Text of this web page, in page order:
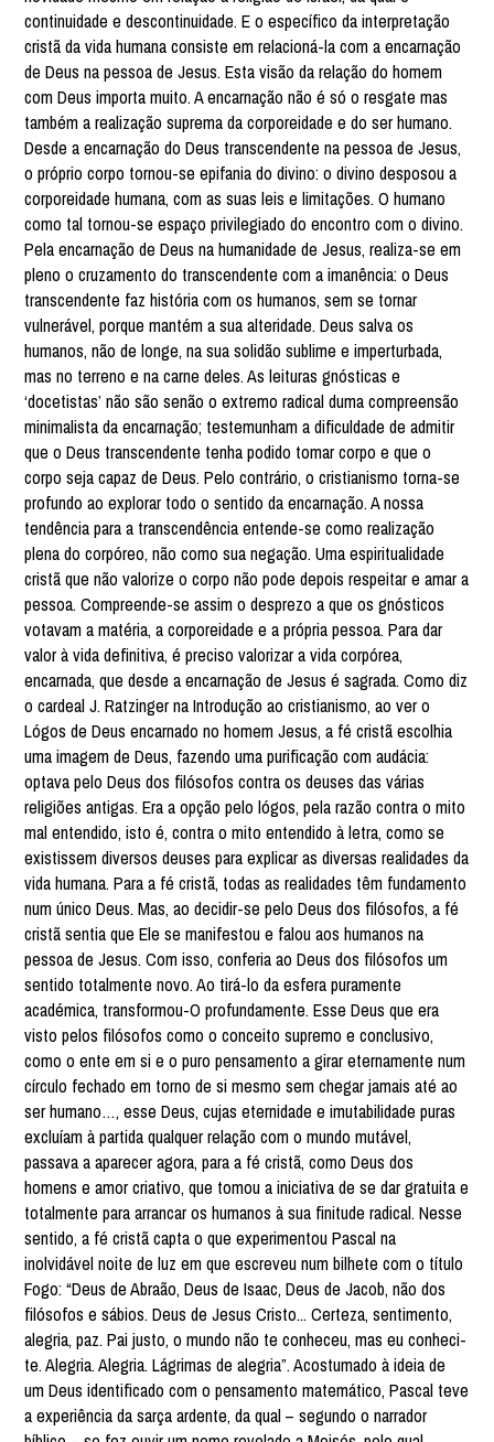
continuidade e descontinuidade. E o específico da interpretação
cristã da vida humana consiste em relacioná-la com a encarnação
de Deus na pessoa de Jesus. Esta visão da relação do homem
com Deus importa muito. A encarnação não é só o resgate mas
também a realização suprema da corporeidade e do ser humano.
Desde a encarnação do Deus transcendente na pessoa de Jesus,
o próprio corpo tornou-se epifania do divino: o divino desposou a
corporeidade humana, com as suas leis e limitações. O humano
como tal tornou-se espaço privilegiado do encontro com o divino.
Pela encarnação de Deus na humanidade de Jesus, realiza-se em
pleno o cruzamento do transcendente com a imanência: o Deus
transcendente faz história com os humanos, sem se tornar
vulnerável, porque mantém a sua alteridade. Deus salva os
humanos, não de longe, na sua solidão sublime e imperturbada,
mas no terreno e na carne deles. As leituras gnósticas e
‘docetistas’ não são senão o extremo radical duma compreensão
minimalista da encarnação; testemunham a dificuldade de admitir
que o Deus transcendente tenha podido tomar corpo e que o
corpo seja capaz de Deus. Pelo contrário, o cristianismo torna-se
profundo ao explorar todo o sentido da encarnação. A nossa
tendência para a transcendência entende-se como realização
plena do corpóreo, não como sua negação. Uma espiritualidade
cristã que não valorize o corpo não pode depois respeitar e amar a
pessoa. Compreende-se assim o desprezo a que os gnósticos
votavam a matéria, a corporeidade e a própria pessoa. Para dar
valor à vida definitiva, é preciso valorizar a vida corpórea,
encarnada, que desde a encarnação de Jesus é sagrada. Como diz
o cardeal J. Ratzinger na Introdução ao cristianismo, ao ver o
Lógos de Deus encarnado no homem Jesus, a fé cristã escolhia
uma imagem de Deus, fazendo uma purificação com audácia:
optava pelo Deus dos filósofos contra os deuses das várias
religiões antigas. Era a opção pelo lógos, pela razão contra o mito
mal entendido, isto é, contra o mito entendido à letra, como se
existissem diversos deuses para explicar as diversas realidades da
vida humana. Para a fé cristã, todas as realidades têm fundamento
num único Deus. Mas, ao decidir-se pelo Deus dos filósofos, a fé
cristã sentia que Ele se manifestou e falou aos humanos na
pessoa de Jesus. Com isso, conferia ao Deus dos filósofos um
sentido totalmente novo. Ao tirá-lo da esfera puramente
académica, transformou-O profundamente. Esse Deus que era
visto pelos filósofos como o conceito supremo e conclusivo,
como o ente em si e o puro pensamento a girar eternamente num
círculo fechado em torno de si mesmo sem chegar jamais até ao
ser humano…, esse Deus, cujas eternidade e imutabilidade puras
excluíam à partida qualquer relação com o mundo mutável,
passava a aparecer agora, para a fé cristã, como Deus dos
homens e amor criativo, que tomou a iniciativa de se dar gratuita e
totalmente para arrancar os humanos à sua finitude radical. Nesse
sentido, a fé cristã capta o que experimentou Pascal na
inolvidável noite de luz em que escreveu num bilhete com o título
Fogo: “Deus de Abraão, Deus de Isaac, Deus de Jacob, não dos
filósofos e sábios. Deus de Jesus Cristo... Certeza, sentimento,
alegria, paz. Pai justo, o mundo não te conheceu, mas eu conheci-
te. Alegria. Alegria. Lágrimas de alegria”. Acostumado à ideia de
um Deus identificado com o pensamento matemático, Pascal teve
a experiência da sarça ardente, da qual – segundo o narrador